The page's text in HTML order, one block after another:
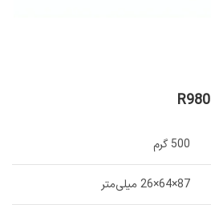
500 گرم
87×64×26 میلی‌متر